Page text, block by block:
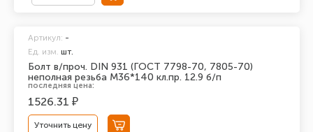
Болт в/проч. DIN 931 (ГОСТ 7798-70, 7805-70)
неполная резьба М36*140 кл.пр. 12.9 б/п
Артикул: -
Ед. изм. шт.
последняя цена:
1526.31 ₽
Уточнить цену